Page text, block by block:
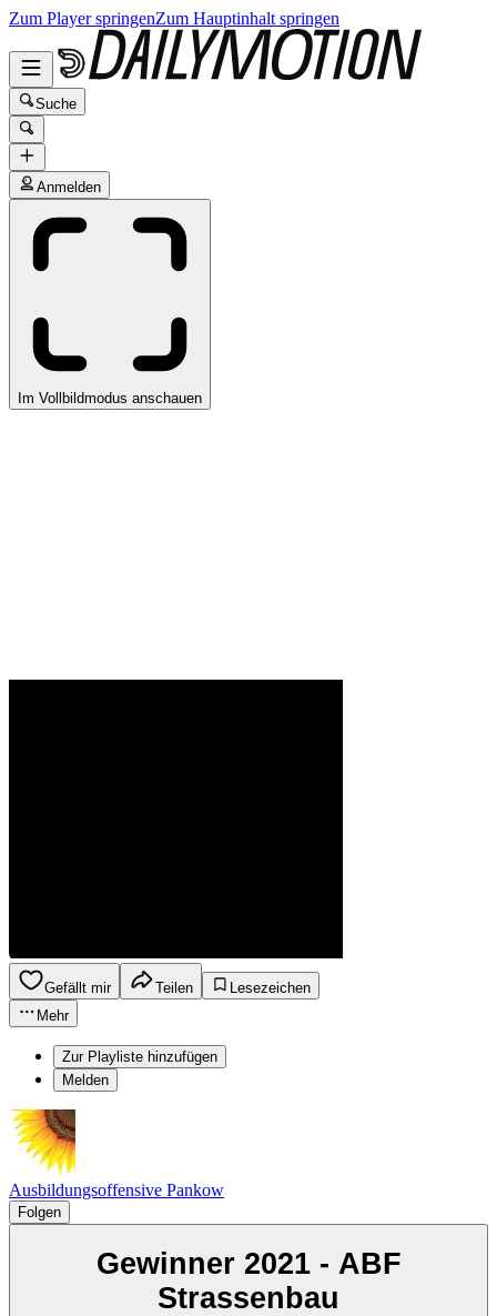
Zum Player springenZum Hauptinhalt springen
Suche
Anmelden
Im Vollbildmodus anschauen
Gefällt mir Teilen
Lesezeichen
Mehr
Zur Playliste hinzufügen
Melden
Ausbildungsoffensive Pankow
Folgen
Gewinner 2021 - ABF
Strassenbau